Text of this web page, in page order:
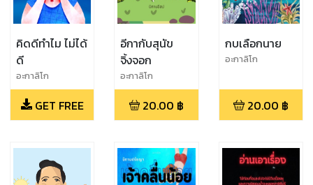
คิดดีทำไม ไม่ได้
ดี
อะกาลิโก
GET FREE
อีกากับสุนัข
จิ้งจอก
อะกาลิโก
20.00 ฿
กบเลือกนาย
อะกาลิโก
20.00 ฿